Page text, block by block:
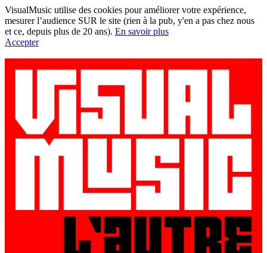
VisualMusic utilise des cookies pour améliorer votre expérience,
mesurer l’audience SUR le site (rien à la pub, y'en a pas chez nous
et ce, depuis plus de 20 ans). En savoir plus
Accepter